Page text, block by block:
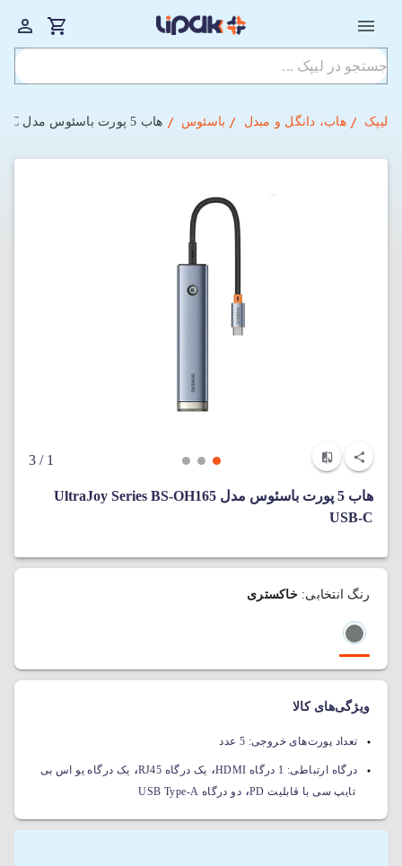
لیپک هاب، دانگل و مبدل باسئوس هاب 5 پورت باسئوس مدل UltraJoy Series BS-OH165 USB-C
1
/ 3
هاب 5 پورت باسئوس مدل UltraJoy Series BS-OH165
USB-C
رنگ انتخابی:خاکستری
ویژگی‌های کالا
تعداد پورت‌های خروجی: 5 عدد
درگاه ارتباطی: 1 درگاه HDMI ، یک درگاه RJ45 ، یک درگاه یو اس بی
تایپ سی با قابلیت PD
، دو درگاه USB Type-A